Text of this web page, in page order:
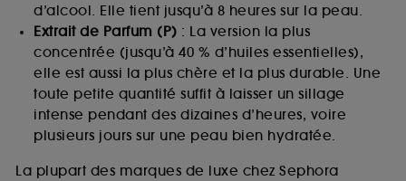
d’alcool. Elle tient jusqu’à 8 heures sur la peau.
Extrait de Parfum (P) : La version la plus
concentrée (jusqu’à 40 % d’huiles essentielles),
elle est aussi la plus chère et la plus durable. Une
toute petite quantité suffit à laisser un sillage
intense pendant des dizaines d’heures, voire
plusieurs jours sur une peau bien hydratée.
La plupart des marques de luxe chez Sephora